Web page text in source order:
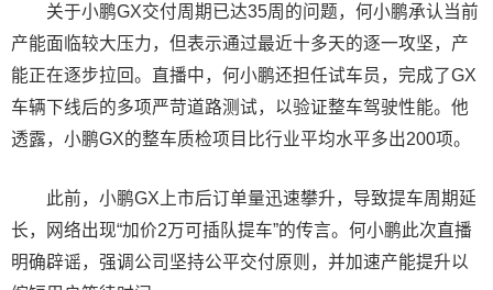
关于小鹏GX交付周期已达35周的问题，何小鹏承认当前
产能面临较大压力，但表示通过最近十多天的逐一攻坚，产
能正在逐步拉回。直播中，何小鹏还担任试车员，完成了GX
车辆下线后的多项严苛道路测试，以验证整车驾驶性能。他
透露，小鹏GX的整车质检项目比行业平均水平多出200项。
此前，小鹏GX上市后订单量迅速攀升，导致提车周期延
长，网络出现“加价2万可插队提车”的传言。何小鹏此次直播
明确辟谣，强调公司坚持公平交付原则，并加速产能提升以